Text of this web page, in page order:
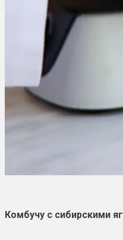
Комбучу с сибирскими